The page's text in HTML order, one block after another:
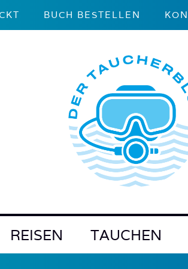
BUCH BESTELLEN
REISEN TAUCHEN